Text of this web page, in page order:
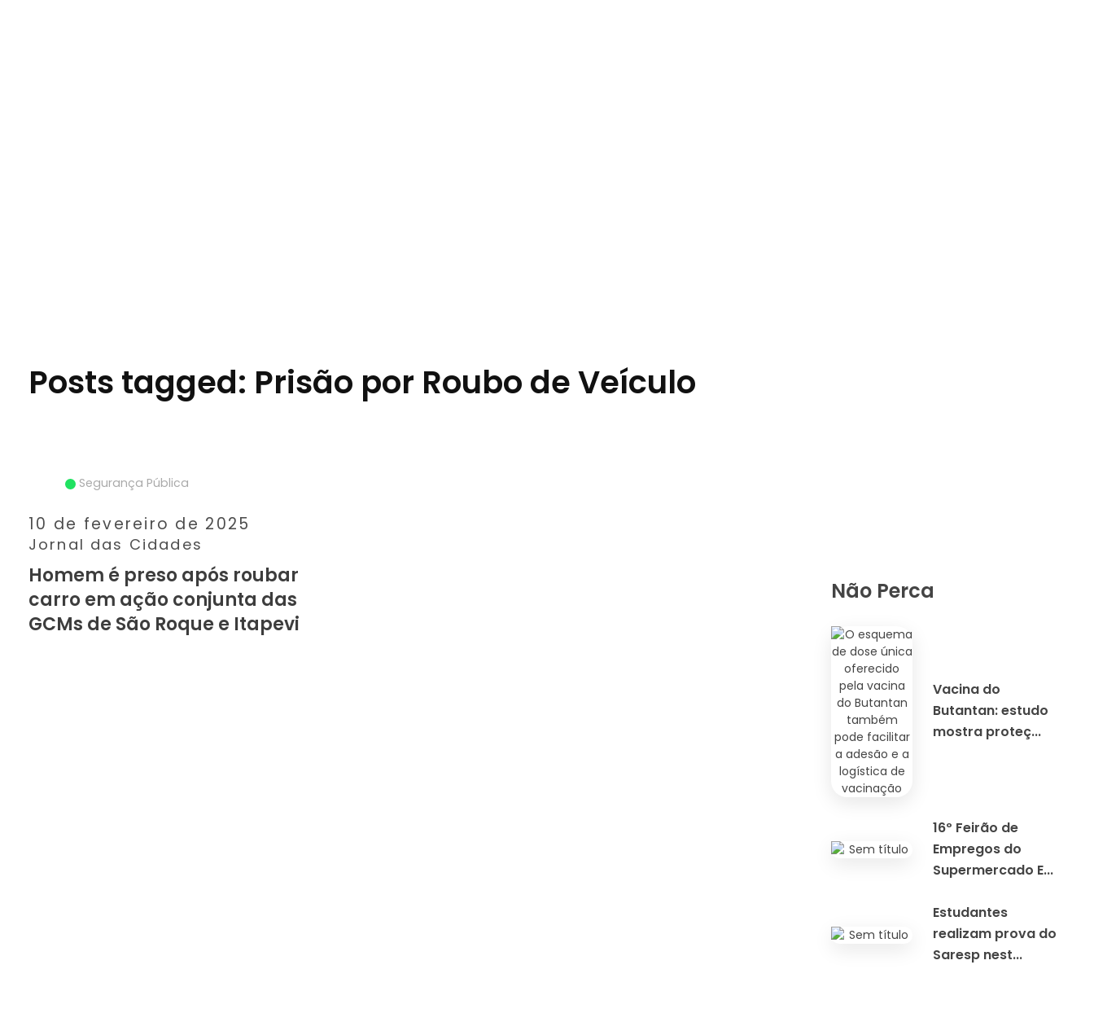
Posts tagged: Prisão por Roubo de Veículo
10 de fevereiro de 2025
Jornal das Cidades
Segurança Pública
Homem é preso após roubar
carro em ação conjunta das
GCMs de São Roque e Itapevi
Não Perca
Vacina do
Butantan: estudo
mostra proteç...
16º Feirão de
Empregos do
Supermercado E...
Estudantes
realizam prova do
Saresp nest...